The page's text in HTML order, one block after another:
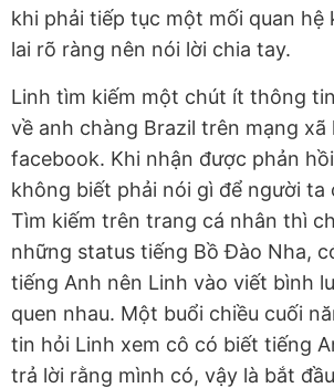
khi phải tiếp tục một mối quan hệ
lai rõ ràng nên nói lời chia tay.
Linh tìm kiếm một chút ít thông
về anh chàng Brazil trên mạng xã
facebook. Khi nhận được phản
không biết phải nói gì để người ta
Tìm kiếm trên trang cá nhân thì
những status tiếng Bồ Đào Nha,
tiếng Anh nên Linh vào viết bình
quen nhau. Một buổi chiều cuối
tin hỏi Linh xem cô có biết tiếng
trả lời rằng mình có, vậy là bắt